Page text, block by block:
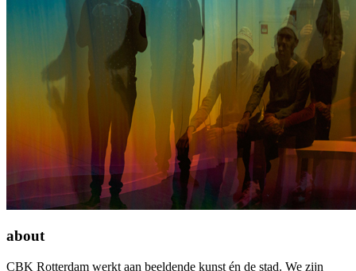
about
CBK Rotterdam werkt aan beeldende kunst én de stad. We zijn